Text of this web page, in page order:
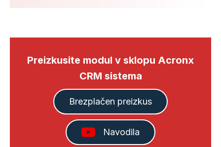
Preizkusite modul v sklopu Acronx
CRM sistema
Brezplačen preizkus
Navodila